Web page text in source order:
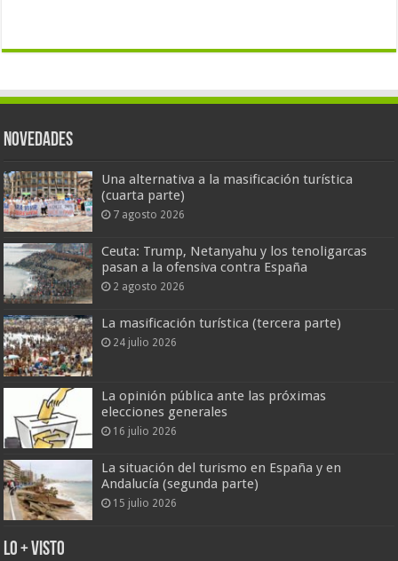
Novedades
Una alternativa a la masificación turística
(cuarta parte)
7 agosto 2026
Ceuta: Trump, Netanyahu y los tenoligarcas
pasan a la ofensiva contra España
2 agosto 2026
La masificación turística (tercera parte)
24 julio 2026
La opinión pública ante las próximas
elecciones generales
16 julio 2026
La situación del turismo en España y en
Andalucía (segunda parte)
15 julio 2026
Lo + Visto